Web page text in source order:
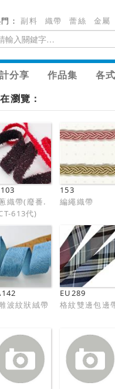
門：副料 織帶 蕾絲 金屬
分享 作品集
各
瀏覽：
織帶(廢番.
613代)
153
編繩織帶
波紋狀絨帶
EU289
格紋雙邊包邊